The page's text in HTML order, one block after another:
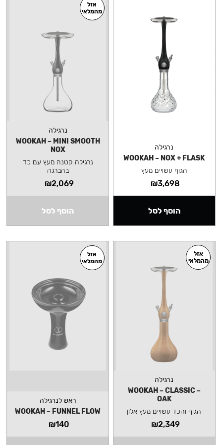
נרגילה
WOOKAH – NOX + FLASK
הגוף עשויים מעץ
₪3,698
הוסף לסל
אזל
מהמלאי
נרגילה
WOOKAH – MINI SMOOTH
NOX
נרגילה קטנה מעץ עם כד
בהברגה
₪2,069
הוסף לסל
אזל
מהמלאי
נרגילה
WOOKAH – CLASSIC –
OAK
הגוף והכד עשויים מעץ אלון
₪2,349
אזל
מהמלאי
ראש לנרגילה
WOOKAH – FUNNEL FLOW
₪140